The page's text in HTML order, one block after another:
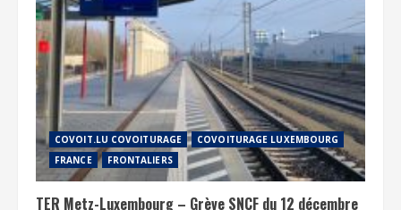
COVOIT.LU COVOITURAGE
COVOITURAGE LUXEMBOURG
FRANCE
FRONTALIERS
TER Metz-Luxembourg – Grève SNCF du 12 décembre